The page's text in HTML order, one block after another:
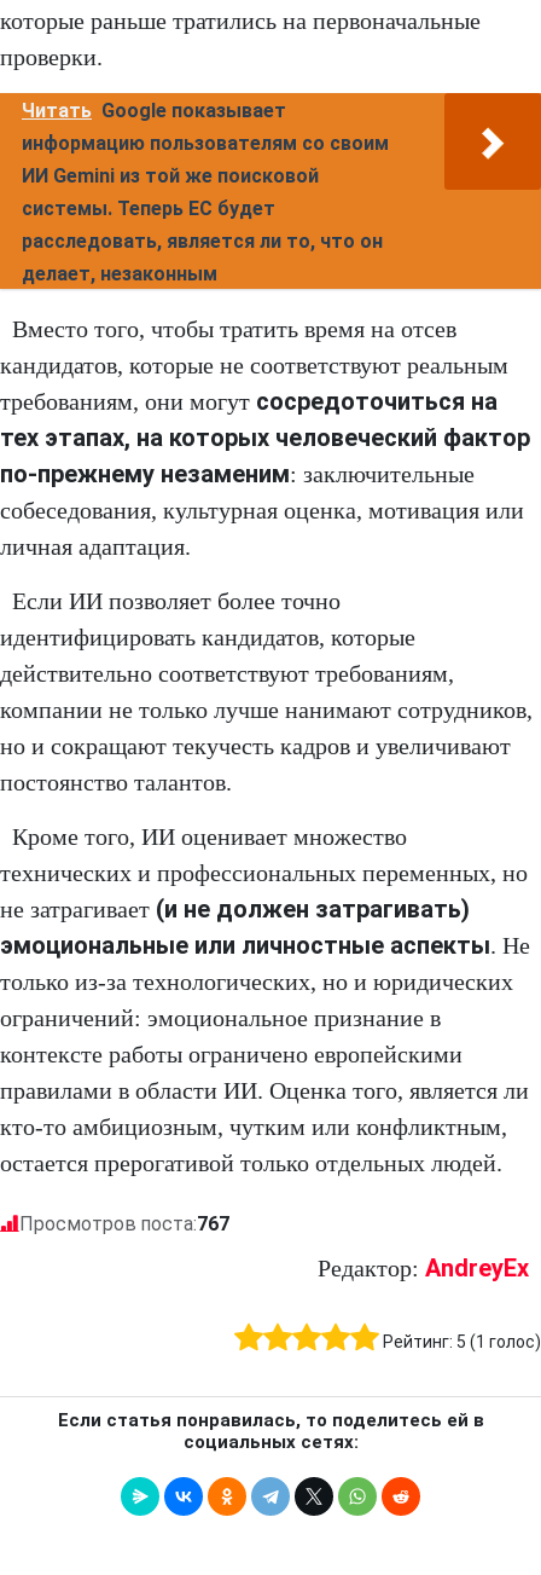
которые раньше тратились на первоначальные
проверки.
Читать Google показывает
информацию пользователям со своим
ИИ Gemini из той же поисковой
системы. Теперь ЕС будет
расследовать, является ли то, что он
делает, незаконным
Вместо того, чтобы тратить время на отсев
кандидатов, которые не соответствуют реальным
требованиям, они могут сосредоточиться на
тех этапах, на которых человеческий фактор
по-прежнему незаменим: заключительные
собеседования, культурная оценка, мотивация или
личная адаптация.
Если ИИ позволяет более точно
идентифицировать кандидатов, которые
действительно соответствуют требованиям,
компании не только лучше нанимают сотрудников,
но и сокращают текучесть кадров и увеличивают
постоянство талантов.
Кроме того, ИИ оценивает множество
технических и профессиональных переменных, но
не затрагивает (и не должен затрагивать)
эмоциональные или личностные аспекты. Не
только из-за технологических, но и юридических
ограничений: эмоциональное признание в
контексте работы ограничено европейскими
правилами в области ИИ. Оценка того, является ли
кто-то амбициозным, чутким или конфликтным,
остается прерогативой только отдельных людей.
Просмотров поста:767
Редактор: AndreyEx
Рейтинг: 5 (1 голос)
Если статья понравилась, то поделитесь ей в
социальных сетях: